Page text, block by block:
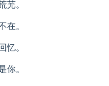
芜。
在。
忆。
你。